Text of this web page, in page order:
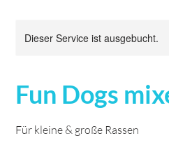
Dieser Service ist ausgebucht.
Fun Dogs
Für kleine & große Rassen